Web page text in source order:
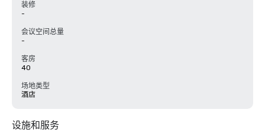
装修
-
会议空间总量
-
客房
40
场地类型
酒店
设施和服务